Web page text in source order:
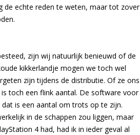
de echte reden te weten, maar tot zover
zijn wij natuurlijk benieuwd of de
kikkerlandje mogen we toch wel
zijn tijdens de distributie. Of ze ons
toch een flink aantal. De software voor
is een aantal om trots op te zijn.
in de schappen zou liggen, maar
4 had, had ik in ieder geval al